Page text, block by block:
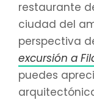
restaurante
ciudad del
perspectiva
excursión a
puedes